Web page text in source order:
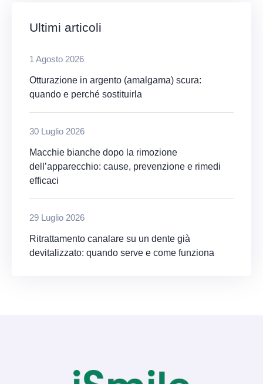
Ultimi articoli
1 Agosto 2026
Otturazione in argento (amalgama) scura:
quando e perché sostituirla
30 Luglio 2026
Macchie bianche dopo la rimozione
dell’apparecchio: cause, prevenzione e rimedi
efficaci
29 Luglio 2026
Ritrattamento canalare su un dente già
devitalizzato: quando serve e come funziona